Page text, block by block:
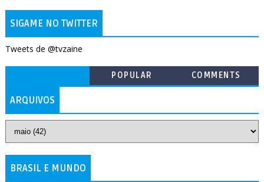
SIGAME NO TWITTER
Tweets de @tvzaine
POPULAR COMMENTS
ARQUIVOS
BRASIL E MUNDO